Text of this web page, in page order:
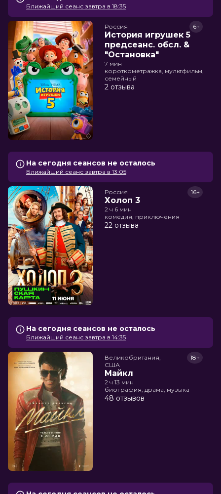
Ближайший сеанс завтра в 18:35
Россия
История игрушек 5
предсеанс. обсл. &
"Остановка"
6+
7 мин
короткометражка, мультфильм,
семейный
2 отзыва
На сегодня сеансов не осталось
Ближайший сеанс завтра в 13:05
Россия
Холоп 3
16+
2 ч 6 мин
комедия, приключения
22 отзыва
На сегодня сеансов не осталось
Ближайший сеанс завтра в 14:35
Великобритания,
США
Майкл
18+
2 ч 13 мин
биография, драма, музыка
48 отзывов